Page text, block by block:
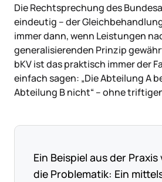
Die Rechtsprechung des
eindeutig – der
immer dann, wenn Leistungen
generalisierenden Prinzip
bKV ist das praktisch immer der
einfach sagen: „Die Abteilung A
Abteilung B nicht“ – ohne
Ein Beispiel aus der
die Problematik: Ein